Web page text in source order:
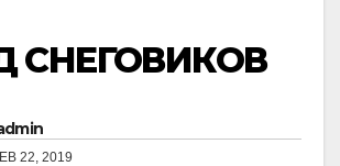
СНЕГОВИКОВ
22, 2019